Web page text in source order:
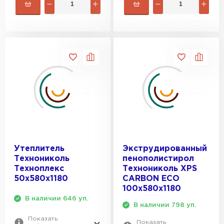
соответствуют стандартам ISO 14001, с отсутствием
формальдегида. Характеристики варьируются по сериям,
Размеры плит стандартные: 1200x600 мм, с возможностью резки
для комфорта.
Утеплитель
Технониколь
Техноплекс
50х580х1180
В наличии 646 уп.
Показать
Экструдированный
пенополистирол
Технониколь XPS
CARBON ECO
100х580х1180
В наличии 798 уп.
Показать
ПЕРЕЙТИ
Утеплитель Изомин
Рулонная кровля Брит
Утеплитель Knauf
Утеплитель Тимплэкс